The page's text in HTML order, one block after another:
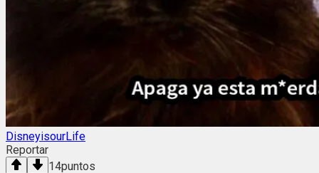
DisneyisourLife
Reportar
14puntos